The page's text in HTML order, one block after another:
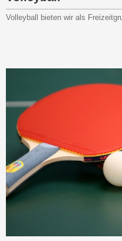
Volleyball bieten wir als